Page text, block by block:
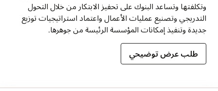
وتكلفتها وتساعد البنوك على تحفيز الابتكار من خلال التحول
التدريجي وتصنيع عمليات الأعمال واعتماد استراتيجيات توزيع
جديدة وتنفيذ إمكانات المؤسسة الرئيسة من جوهرها.
طلب عرض توضيحي